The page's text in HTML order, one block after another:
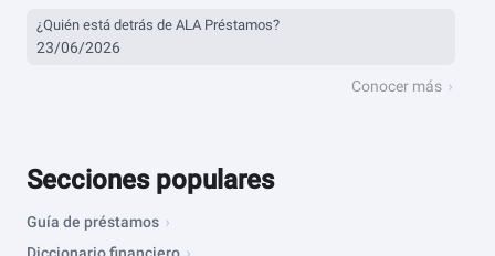
¿Quién está detrás de ALA Préstamos?
23/06/2026
Conocer más
Secciones populares
Guía de préstamos
Diccionario financiero